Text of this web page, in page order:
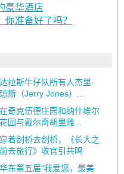
豪华酒店
准备好了吗？
达拉斯牛仔队所有人杰里·
琼斯（Jerry Jones）...
在奇克伍德庄园和纳什维尔
花园与戴尔奇胡里雕...
穿着剑桥去剑桥，《长大之
前去旅行》收官引共鸣
华东第五届“我爱您，最美